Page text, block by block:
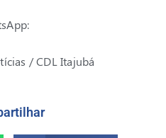
/ CDL Itajubá